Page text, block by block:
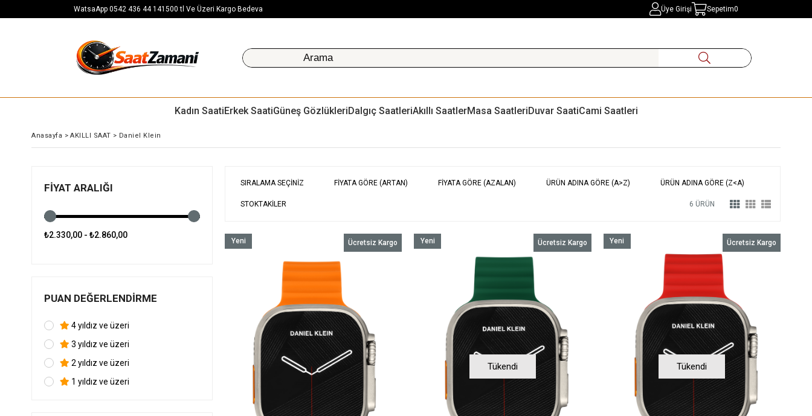
WatsaApp 0542 436 44 141500 tl Ve Üzeri Kargo Bedeva Üye Girişi Sepetim0
Kadın SaatiErkek SaatiGüneş GözlükleriDalgıç SaatleriAkıllı SaatlerMasa SaatleriDuvar SaatiCami Saatleri
Anasayfa > AKILLI SAAT > Daniel Klein
FIYAT ARALIĞI
₺2.330,00 - ₺2.860,00
PUAN DEĞERLENDIRME
4 yıldız ve üzeri
3 yıldız ve üzeri
2 yıldız ve üzeri
1 yıldız ve üzeri
SIRALAMA SEÇINIZ FIYATA GÖRE (ARTAN) FIYATA GÖRE (AZALAN) ÜRÜN ADINA GÖRE (A>Z) ÜRÜN ADINA GÖRE (Z<A)
STOKTAKILER 6 ÜRÜN
Ücretsiz Kargo
Yeni
Tükendi
Ücretsiz Kargo
Yeni
Tükendi
Ücretsiz Kargo
Yeni